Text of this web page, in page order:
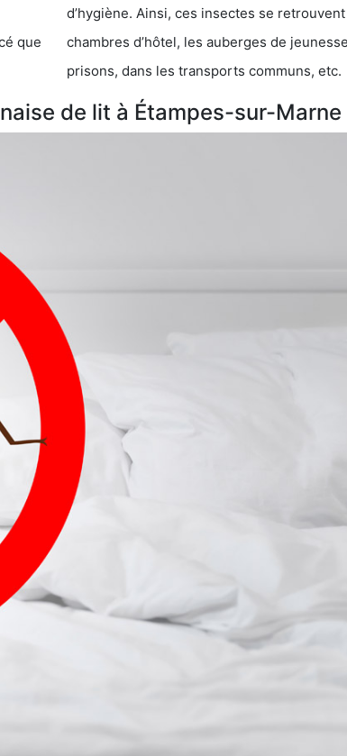
d’hygiène. Ainsi, ces insectes se
chambres d’hôtel, les auberges de jeunesse ; les
prisons, dans les transports communs, etc.
de lit à Étampes-sur-Marne